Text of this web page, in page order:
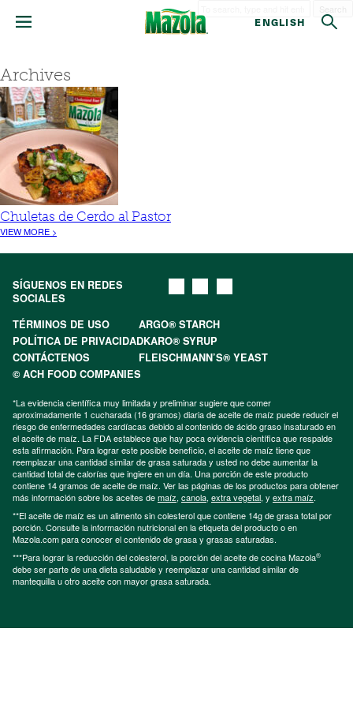
ENGLISH
Archives
Chuletas de Cerdo al Pastor
VIEW MORE >
SÍGUENOS EN REDES
SOCIALES
TÉRMINOS DE USO
ARGO® STARCH
POLÍTICA DE PRIVACIDADKARO® SYRUP
CONTÁCTENOS
FLEISCHMANN’S® YEAST
© ACH FOOD COMPANIES
*La evidencia científica muy limitada y preliminar sugiere que comer
aproximadamente 1 cucharada (16 gramos) diaria de aceite de maíz puede reducir el
riesgo de enfermedades cardíacas debido al contenido de ácido graso insaturado en
el aceite de maíz. La FDA establece que hay poca evidencia científica que respalde
esta afirmación. Para lograr este posible beneficio, el aceite de maíz tiene que
reemplazar una cantidad similar de grasa saturada y usted no debe aumentar la
cantidad total de calorías que ingiere en un día. Una porción de este producto
contiene 14 gramos de aceite de maíz. Ver las páginas de los productos para obtener
más información sobre los aceites demaíz, canola, extra vegetal, y extra maíz.
**El aceite de maíz es un alimento sin colesterol que contiene 14g de grasa total por
porción. Consulte la información nutricional en la etiqueta del producto o en
Mazola.com para conocer el contenido de grasa y grasas saturadas.
***Para lograr la reducción del colesterol, la porción del aceite de cocina Mazola®
debe ser parte de una dieta saludable y reemplazar una cantidad similar de
mantequilla u otro aceite con mayor grasa saturada.